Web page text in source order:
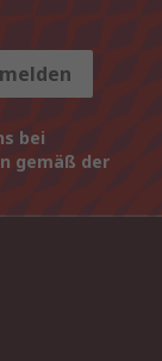
bei
gemäß der